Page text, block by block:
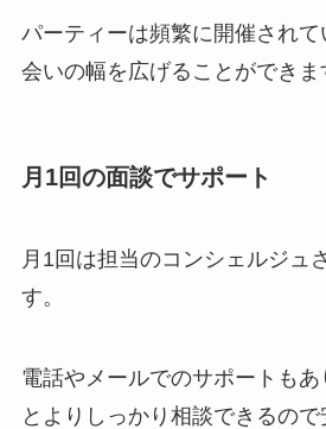
パーティーは頻繁に開催され
会いの幅を広げることができま
月1回の面談でサポート
月1回は担当のコンシェルジュ
す。
電話やメールでのサポートも
とよりしっかり相談できるの